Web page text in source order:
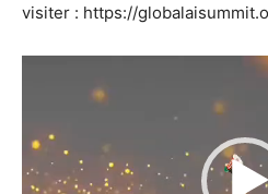
visiter : https://